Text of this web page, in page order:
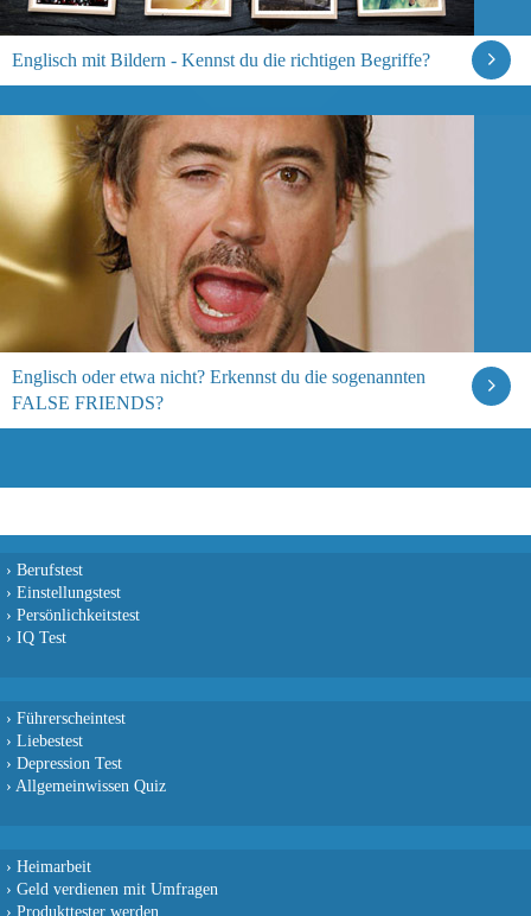
Englisch mit Bildern - Kennst du die richtigen Begriffe?
Englisch oder etwa nicht? Erkennst du die sogenannten
FALSE FRIENDS?
› Berufstest
› Einstellungstest
› Persönlichkeitstest
› IQ Test
› Führerscheintest
› Liebestest
› Depression Test
› Allgemeinwissen Quiz
› Heimarbeit
› Geld verdienen mit Umfragen
› Produkttester werden